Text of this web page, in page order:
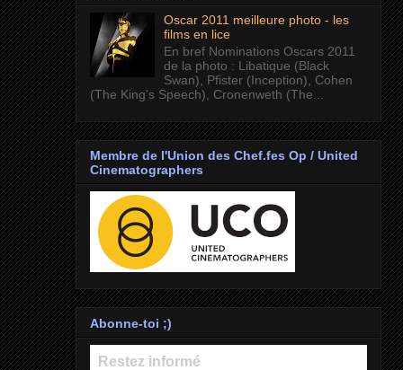
Oscar 2011 meilleure photo - les
films en lice
En bref Nominations Oscars 2011
de la photo : Libatique (Black
Swan), Pfister (Inception), Cohen
(The King's Speech), Cronenweth (The...
Membre de l'Union des Chef.fes Op / United
Cinematographers
Abonne-toi ;)
Restez informé